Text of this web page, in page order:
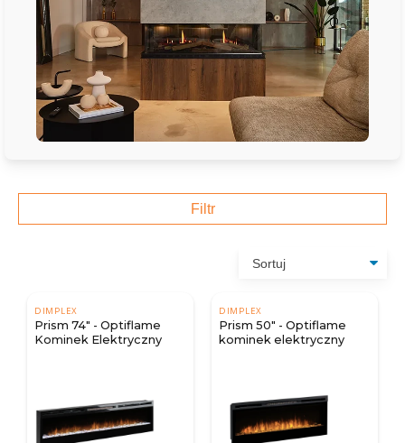
Filtr
DIMPLEX
Prism 74" - Optiflame
Kominek Elektryczny
DIMPLEX
Prism 50" - Optiflame
kominek elektryczny